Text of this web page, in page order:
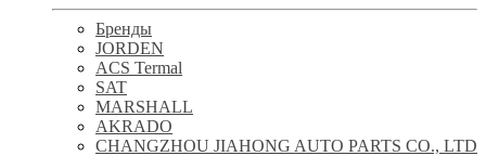
Бренды
JORDEN
ACS Termal
SAT
MARSHALL
AKRADO
CHANGZHOU JIAHONG AUTO PARTS CO., LTD